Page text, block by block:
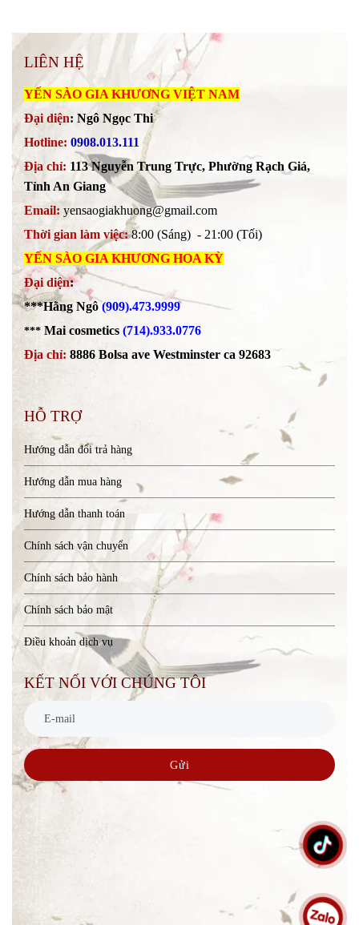
LIÊN HỆ
YẾN SÀO GIA KHƯƠNG VIỆT NAM
Đại diện: Ngô Ngọc Thi
Hotline: 0908.013.111
Địa chỉ: 113 Nguyễn Trung Trực, Phường Rạch Giá,
Tỉnh An Giang
Email: yensaogiakhuong@gmail.com
Thời gian làm việc:8:00 (Sáng) - 21:00 (Tối)
YẾN SÀO GIA KHƯƠNG HOA KỲ
Đại diện:
***Hằng Ngô (909).473.9999
*** Mai cosmetics (714).933.0776
Địa chỉ: 8886 Bolsa ave Westminster ca 92683
HỖ TRỢ
Hướng dẫn đổi trả hàng
Hướng dẫn mua hàng
Hướng dẫn thanh toán
Chính sách vận chuyển
Chính sách bảo hành
Chính sách bảo mật
Điều khoản dịch vụ
KẾT NỐI VỚI CHÚNG TÔI
Gửi